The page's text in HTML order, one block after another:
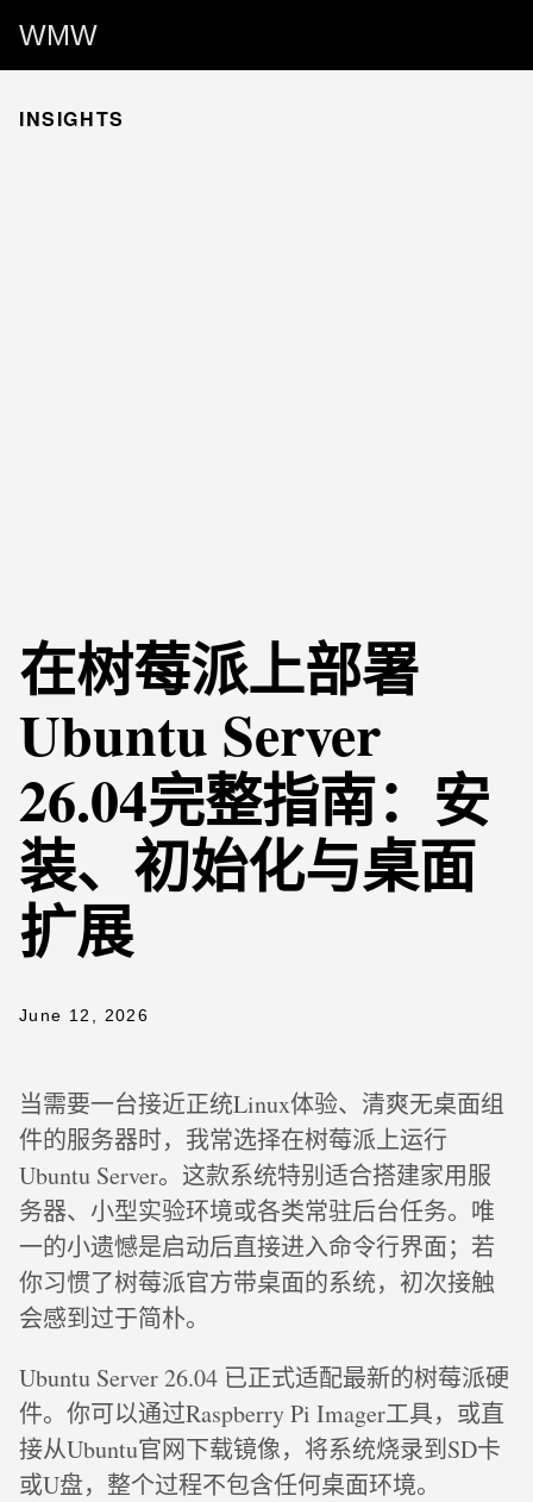
WMW
INSIGHTS
在树莓派上部署
Ubuntu Server
26.04完整指南：安
装、初始化与桌面
扩展
June 12, 2026
当需要一台接近正统Linux体验、清爽无桌面组
件的服务器时，我常选择在树莓派上运行
Ubuntu Server。这款系统特别适合搭建家用服
务器、小型实验环境或各类常驻后台任务。唯
一的小遗憾是启动后直接进入命令行界面；若
你习惯了树莓派官方带桌面的系统，初次接触
会感到过于简朴。
Ubuntu Server 26.04 已正式适配最新的树莓派硬
件。你可以通过Raspberry Pi Imager工具，或直
接从Ubuntu官网下载镜像，将系统烧录到SD卡
或U盘，整个过程不包含任何桌面环境。